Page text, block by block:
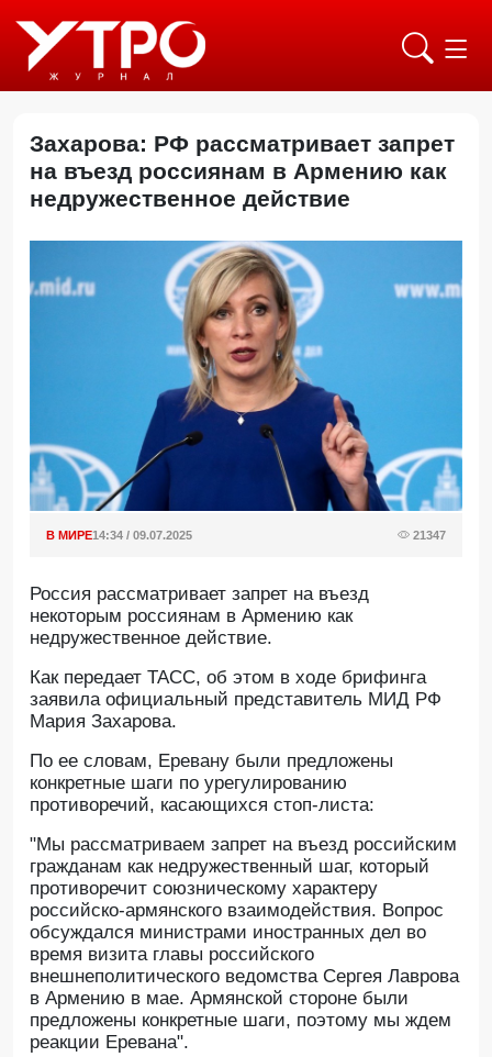
Захарова: РФ рассматривает запрет
на въезд россиянам в Армению как
недружественное действие
В МИРЕ14:34 / 09.07.2025 21347
Россия рассматривает запрет на въезд
некоторым россиянам в Армению как
недружественное действие.
Как передает ТАСС, об этом в ходе брифинга
заявила официальный представитель МИД РФ
Мария Захарова.
По ее словам, Еревану были предложены
конкретные шаги по урегулированию
противоречий, касающихся стоп-листа:
"Мы рассматриваем запрет на въезд российским
гражданам как недружественный шаг, который
противоречит союзническому характеру
российско-армянского взаимодействия. Вопрос
обсуждался министрами иностранных дел во
время визита главы российского
внешнеполитического ведомства Сергея Лаврова
в Армению в мае. Армянской стороне были
предложены конкретные шаги, поэтому мы ждем
реакции Еревана".